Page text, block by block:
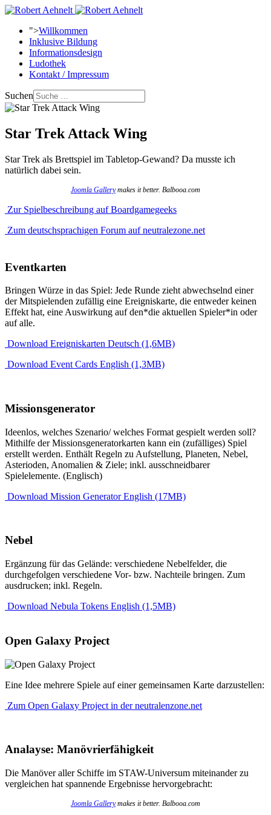
">Willkommen
Inklusive Bildung
Informationsdesign
Ludothek
Kontakt / Impressum
Suchen
Star Trek Attack Wing
Star Trek als Brettspiel im Tabletop-Gewand? Da musste ich
natürlich dabei sein.
Joomla Gallerymakes it better. Balbooa.com
Zur Spielbeschreibung auf Boardgamegeeks
Zum deutschsprachigen Forum auf neutralezone.net
Eventkarten
Bringen Würze in das Spiel: Jede Runde zieht abwechselnd einer
der Mitspielenden zufällig eine Ereigniskarte, die entweder keinen
Effekt hat, eine Auswirkung auf den*die aktuellen Spieler*in oder
auf alle.
Download Ereigniskarten Deutsch (1,6MB)
Download Event Cards English (1,3MB)
Missionsgenerator
Ideenlos, welches Szenario/ welches Format gespielt werden soll?
Mithilfe der Missionsgeneratorkarten kann ein (zufälliges) Spiel
erstellt werden. Enthält Regeln zu Aufstellung, Planeten, Nebel,
Asterioden, Anomalien & Ziele; inkl. ausschneidbarer
Spielelemente. (Englisch)
Download Mission Generator English (17MB)
Nebel
Ergänzung für das Gelände: verschiedene Nebelfelder, die
durchgefolgen verschiedene Vor- bzw. Nachteile bringen. Zum
ausdrucken; inkl. Regeln.
Download Nebula Tokens English (1,5MB)
Open Galaxy Project
Eine Idee mehrere Spiele auf einer gemeinsamen Karte darzustellen:
Zum Open Galaxy Project in der neutralenzone.net
Analayse: Manövrierfähigkeit
Die Manöver aller Schiffe im STAW-Universum miteinander zu
vergleichen hat spannende Ergebnisse hervorgebracht:
Joomla Gallerymakes it better. Balbooa.com